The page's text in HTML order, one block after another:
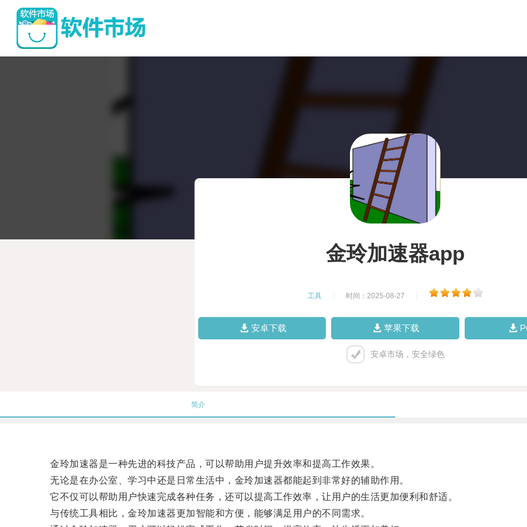
金玲加速器app
工具 时间：2025-08-27
安卓下载 苹果下载
安卓市场，安全绿色
简介
金玲加速器是一种先进的科技产品，可以帮助用户提升效率和提高工作效果。
无论是在办公室、学习中还是日常生活中，金玲加速器都能起到非常好的辅助作用。
它不仅可以帮助用户快速完成各种任务，还可以提高工作效率，让用户的生活更加便利和舒适。
与传统工具相比，金玲加速器更加智能和方便，能够满足用户的不同需求。